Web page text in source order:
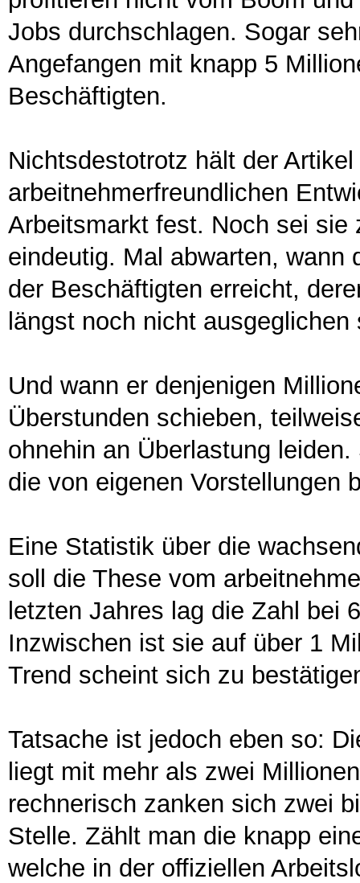
Jobs durchschlagen. Sogar
Angefangen mit knapp 5
Beschäftigten.
Nichtsdestotrotz hält der
arbeitnehmerfreundlichen
Arbeitsmarkt fest. Noch sei sie
eindeutig. Mal abwarten, wann
der Beschäftigten erreicht,
längst noch nicht ausgeglichen
Und wann er denjenigen
Überstunden schieben,
ohnehin an Überlastung
die von eigenen Vorstellungen
Eine Statistik über die
soll die These vom
letzten Jahres lag die Zahl bei
Inzwischen ist sie auf über 1
Trend scheint sich zu
Tatsache ist jedoch eben so:
liegt mit mehr als zwei
rechnerisch zanken sich zwei
Stelle. Zählt man die knapp
welche in der offiziellen